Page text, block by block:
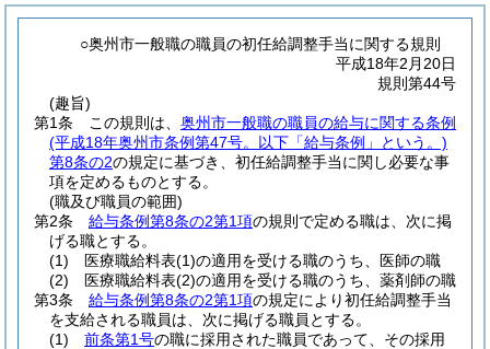
○奥州市一般職の職員の初任給調整手当に関する規則
平成18年2月20日
規則第44号
(趣旨)
第1条
この規則は、 奥州市一般職の職員の給与に関する条例
(平成18年奥州市条例第47号。以下「給与条例」という。)
第8条の2の規定に基づき、初任給調整手当に関し必要な事
項を定めるものとする。
(職及び職員の範囲)
第2条
給与条例第8条の2第1項の規則で定める職は、次に掲
げる職とする。
(1)
医療職給料表(1)の適用を受ける職のうち、医師の職
(2)
医療職給料表(2)の適用を受ける職のうち、薬剤師の職
第3条
給与条例第8条の2第1項の規定により初任給調整手当
を支給される職員は、次に掲げる職員とする。
(1)
前条第1号の職に採用された職員であって、その採用